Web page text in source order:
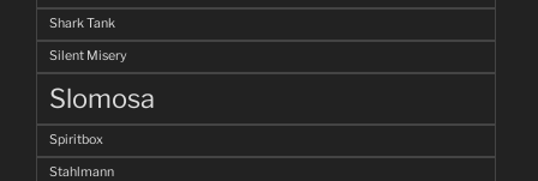
Shark Tank
Silent Misery
Slomosa
Spiritbox
Stahlmann